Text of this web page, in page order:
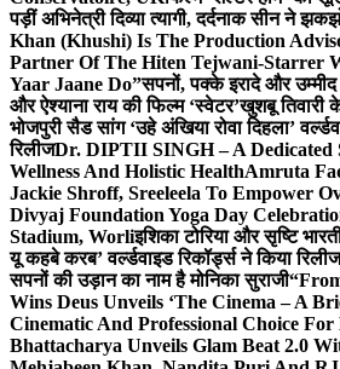
पड़ीं अभिनेत्री दिव्या त्यागी, दर्दनाक सीन ने
Khan (Khushi) Is The Production
Partner Of The Hiten Tejwani-Starrer
Yaar Jaane Do”सपनों, पक्के इरादे और उम्मीद
और ऐश्याना राय की फिल्म ‘स्वेटर’खुशबू तिवारी
भोजपुरी सैड सांग ‘उहे अंखिया रोवा दिहला’
रिलीजDr. DIPTII SINGH – A Dedicated
Wellness And Holistic HealthAmruta
Jackie Shroff, Sreeleela To Empower
Divyaj Foundation Yoga Day
Stadium, Worliइशिका टोरिया और सृष्टि
यू कहबे करब’ वर्ल्डवाइड रिकॉर्ड्स ने किया रिलीज
सपनों की उड़ान का नाम है मोनिका सुराजी
Wins Deus Unveils ‘The Cinema – A
Cinematic And Professional Choice For
Bhattacharya Unveils Glam Beat 2.0